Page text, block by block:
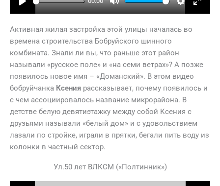
Play Mute Settings
Активная жилая застройка этой улицы началась во
времена строительства Бобруйского шинного
комбината. Знали ли вы, что раньше этот район
называли «русское поле» и «на семи ветрах»? А позже
появилось новое имя – «Доманский». В этом видео
бобруйчанка Ксения рассказывает, почему появилось и
с чем ассоциировалось название микрорайона. В
детстве белую девятиэтажку между собой Ксения с
друзьями называли «белый дом» и с удовольствием
лазали по стройке, играли в прятки, бегали пить воду из
колонки в частный сектор.
Ул.50 лет ВЛКСМ («Полтинник»)